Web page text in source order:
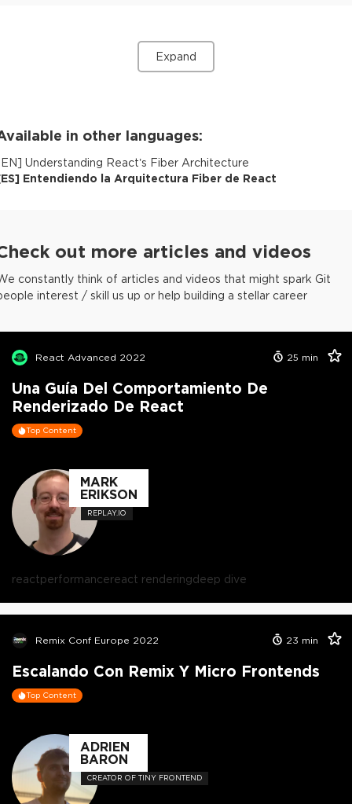
Expand
in other languages:
EN] Understanding React’s Fiber Architecture
ES] Entendiendo la Arquitectura Fiber de React
out more articles and videos
constantly think of articles and videos that might spark Git
interest / skill us up or help building a stellar career
React Advanced 2022 25 min
Una Guía Del Comportamiento De
Renderizado De React
Top Content
MARK
ERIKSON
REPLAY.IO
reactperformancereact renderingdeep dive
Remix Conf Europe 2022 23 min
Escalando Con Remix Y Micro Frontends
Top Content
ADRIEN
BARON
CREATOR OF TINY FRONTEND